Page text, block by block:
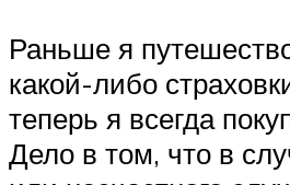
Раньше я
какой-либо
теперь я всегда
Дело в том, что в